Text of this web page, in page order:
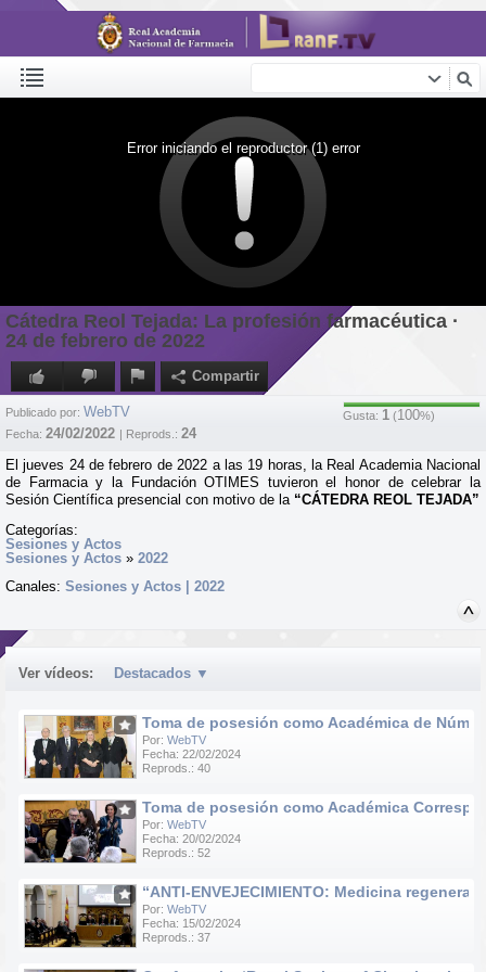
Error iniciando el reproductor (1) error
Cátedra Reol Tejada: La profesión farmacéutica ·
24 de febrero de 2022
Compartir
Gusta: 1 (100%)
Publicado por: WebTV
Fecha: 24/02/2022 | Reprods.: 24
El jueves 24 de febrero de 2022 a las 19 horas, la Real Academia Nacional
de Farmacia y la Fundación OTIMES tuvieron el honor de celebrar la
Sesión Científica presencial con motivo de la “CÁTEDRA REOL TEJADA”
Categorías:
Sesiones y Actos
Sesiones y Actos » 2022
Canales: Sesiones y Actos | 2022
Ver vídeos: Destacados ▼
Toma de posesión como Académica de
Por: WebTV
Fecha: 22/02/2024
Reprods.: 40
Toma de posesión como Académica
Por: WebTV
Fecha: 20/02/2024
Reprods.: 52
“ANTI-ENVEJECIMIENTO: Medicina
Por: WebTV
Fecha: 15/02/2024
Reprods.: 37